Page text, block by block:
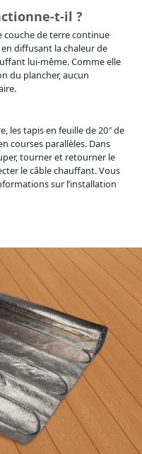
t-il ?
couche de terre continue
diffusant la chaleur de
lui-même. Comme elle
du plancher, aucun
les tapis en feuille de 20″ de
courses parallèles. Dans
tourner et retourner le
le câble chauffant. Vous
sur l’installation